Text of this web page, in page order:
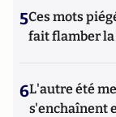
5Ces mots
fait flamber la
6L'autre été
s'enchaînent